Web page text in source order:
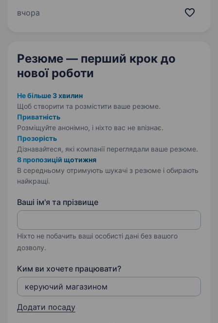
Директора магазину та Заступника директора
вчора
Резюме — перший крок до
нової роботи
Не більше 3 хвилин
Щоб створити та розмістити ваше резюме.
Приватність
Розміщуйте анонімно, і ніхто вас не впізнає.
Прозорість
Дізнавайтеся, які компанії переглядали ваше резюме.
8 пропозицій щотижня
В середньому отримують шукачі з резюме і обирають
найкращі.
Ваші ім'я та прізвище
Ніхто не побачить ваші особисті дані без вашого
дозволу.
Ким ви хочете працювати?
Додати посаду